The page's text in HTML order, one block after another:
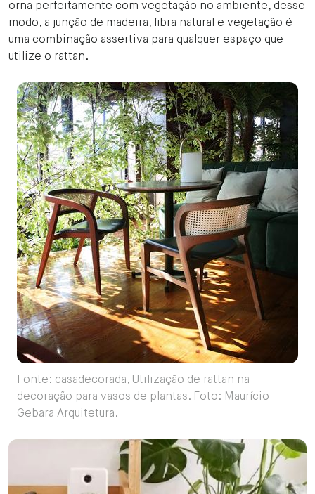
orna perfeitamente com vegetação no ambiente, desse
modo, a junção de madeira, fibra natural e vegetação é
uma combinação assertiva para qualquer espaço que
utilize o rattan.
Fonte: casadecorada, Utilização de rattan na
decoração para vasos de plantas. Foto: Maurício
Gebara Arquitetura.